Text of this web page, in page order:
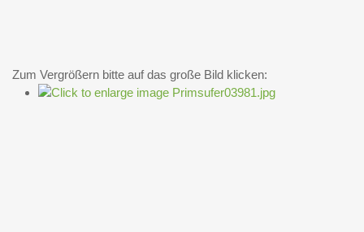
Zum Vergrößern bitte auf das große Bild klicken: